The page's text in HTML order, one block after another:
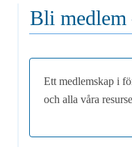
Bli medlem
Ett medlemskap i
och alla våra